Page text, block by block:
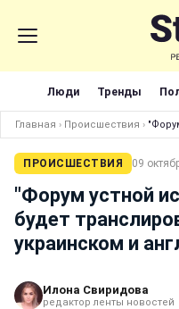
Люди Тренды
Главная › Происшествия ›
ПРОИСШЕСТВИЯ 09
"Форум устной
будет
украинском и
Илона Свиридова
редактор ленты новостей